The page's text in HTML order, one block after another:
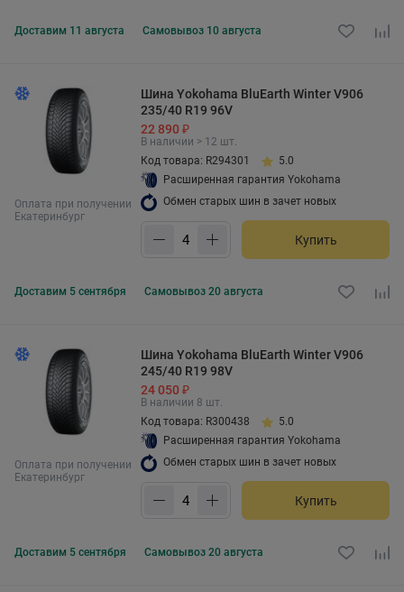
Доставим 11 августа Самовывоз 10 августа
Оплата при получении
Екатеринбург
Шина Yokohama BluEarth Winter V906
235/40 R19 96V
22 890 ₽
В наличии > 12 шт.
Код товара: R294301
5.0
Расширенная гарантия Yokohama
Обмен старых шин в зачет новых
Купить
Доставим 5 сентября Самовывоз 20 августа
Оплата при получении
Екатеринбург
Шина Yokohama BluEarth Winter V906
245/40 R19 98V
24 050 ₽
В наличии 8 шт.
Код товара: R300438
5.0
Расширенная гарантия Yokohama
Обмен старых шин в зачет новых
Купить
Доставим 5 сентября Самовывоз 20 августа